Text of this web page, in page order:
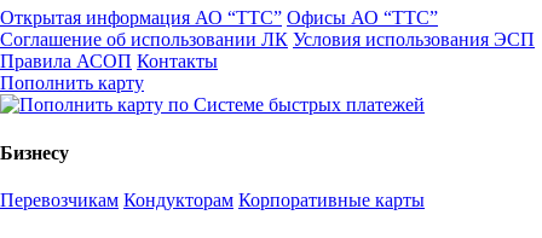
Открытая информация АО “ТТС” Офисы АО “ТТС”
Соглашение об использовании ЛК Условия использования ЭСП
Правила АСОП Контакты
Пополнить карту
Бизнесу
Перевозчикам Кондукторам Корпоративные карты